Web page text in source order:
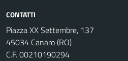
CONTATTI
Piazza XX Settembre, 137
45034 Canaro (RO)
C.F. 00210190294